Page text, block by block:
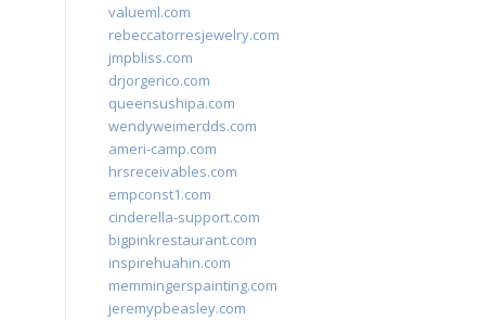
valueml.com
rebeccatorresjewelry.com
jmpbliss.com
drjorgerico.com
queensushipa.com
wendyweimerdds.com
ameri-camp.com
hrsreceivables.com
empconst1.com
cinderella-support.com
bigpinkrestaurant.com
inspirehuahin.com
memmingerspainting.com
jeremypbeasley.com